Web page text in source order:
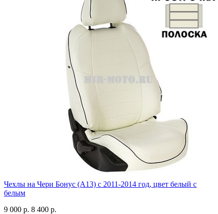
Чехлы на Чери Бонус (A13) c 2011-2014 год, цвет белый с
белым
9 000 р. 8 400 р.